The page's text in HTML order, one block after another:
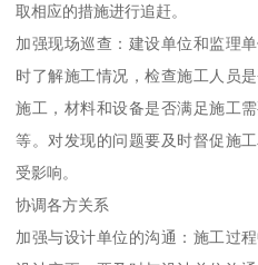
取相应的措施进行追赶。
加强现场巡查：建设单位和监理
时了解施工情况，检查施工人员
施工，材料和设备是否满足施工
等。对发现的问题要及时督促施
受影响。
协调各方关系
加强与设计单位的沟通：施工过